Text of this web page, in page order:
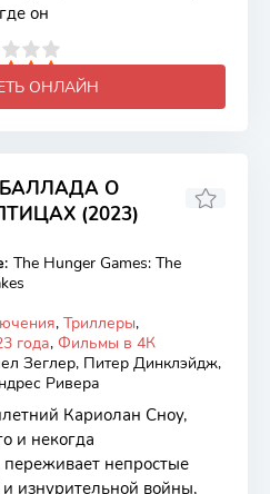
он
ОНЛАЙН
О
(2023)
6.6
: The Hunger Games: The
, Триллеры,
года, Фильмы в 4К
Зеглер, Питер Динклэйдж,
Ривера
Кариолан Сноу,
и некогда
переживает непростые
изнурительной войны,